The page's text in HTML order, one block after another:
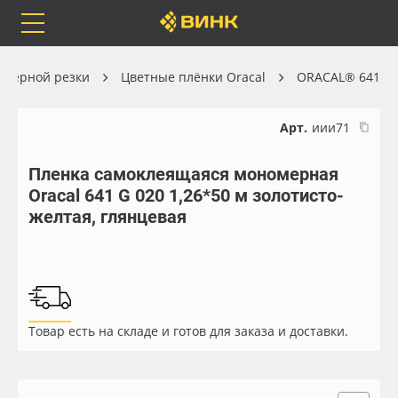
Каталог
Orafol
Доставка
Весь каталог
Рулонные материалы
Листовые материалы
резки Цветные плёнки Oracal ORACAL® 641
Арт. иии71
Пленка самоклеящаяся мономерная
Oracal 641 G 020 1,26*50 м золотисто-
желтая, глянцевая
Товар есть на складе и готов для заказа и доставки.